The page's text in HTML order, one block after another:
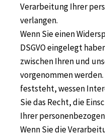
Verarbeitung Ihrer
verlangen.
Wenn Sie einen
DSGVO eingelegt
zwischen Ihren und
vorgenommen
feststeht, wessen
Sie das Recht, die
Ihrer
Wenn Sie die